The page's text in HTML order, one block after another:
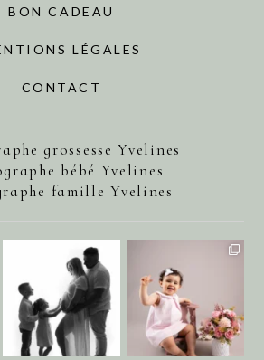
BON CADEAU
LÉGALES
CONTACT
grossesse Yvelines
bébé Yvelines
famille Yvelines
Juil 29